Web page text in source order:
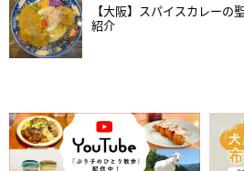
【大阪】スパイスカレーの
紹介